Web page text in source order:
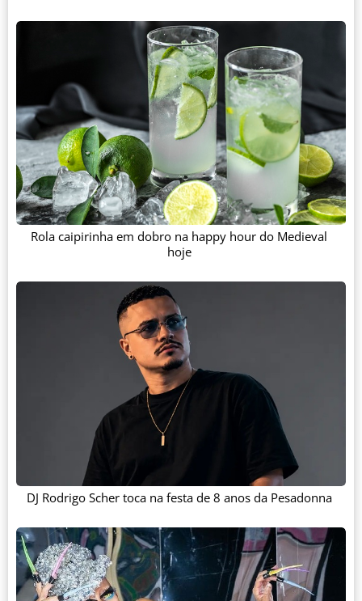
Rola caipirinha em dobro na happy hour do Medieval
hoje
DJ Rodrigo Scher toca na festa de 8 anos da Pesadonna